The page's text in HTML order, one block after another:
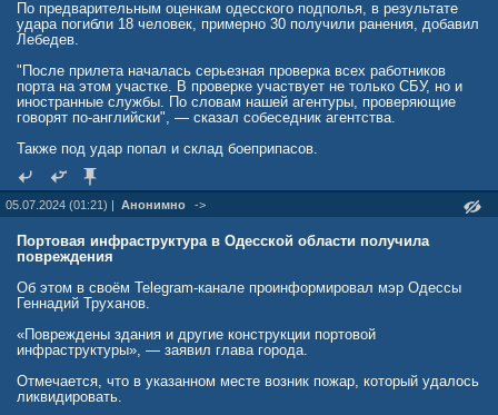
По предварительным оценкам одесского подполья, в результате
удара погибли 18 человек, примерно 30 получили ранения, добавил
Лебедев.
"После прилета началась серьезная проверка всех работников
порта на этом участке. В проверке участвует не только СБУ, но и
иностранные службы. По словам нашей агентуры, проверяющие
говорят по-английски", — сказал собеседник агентства.
Также под удар попал и склад боеприпасов.
05.07.2024 (01:21) | Анонимно ->
Портовая инфраструктура в Одесской области получила
повреждения
Об этом в своём Telegram-канале проинформировал мэр Одессы
Геннадий Труханов.
«Повреждены здания и другие конструкции портовой
инфраструктуры», — заявил глава города.
Отмечается, что в указанном месте возник пожар, который удалось
ликвидировать.